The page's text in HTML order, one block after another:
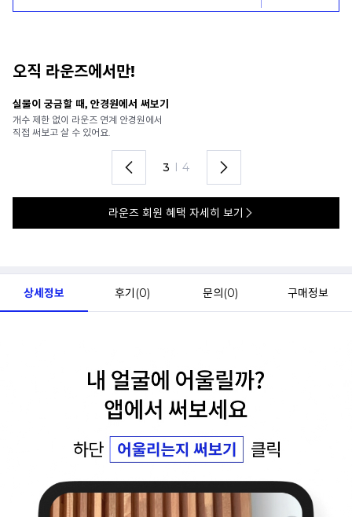
오직 라운즈에서만!
안경 렌즈 맞춤까지 한 번에
가까운 안경원으로 배송받아
렌즈 맞춤부터 피팅까지 편하게!
4 I 4
라운즈 회원 혜택 자세히 보기
상세정보 후기(0) 문의(0) 구매정보